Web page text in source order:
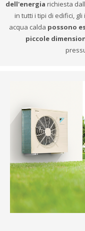
dell'energia richiesta
in tutti i tipi di edifici,
acqua calda possono
piccole